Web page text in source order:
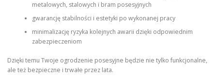
metalowych, stalowych i bram posesyjnych
gwarancję stabilności i estetyki po wykonanej pracy
minimalizację ryzyka kolejnych awarii dzięki odpowiednim
zabezpieczeniom
Dzięki temu Twoje ogrodzenie posesyjne będzie nie tylko funkcjonalne,
ale też bezpieczne i trwałe przez lata.